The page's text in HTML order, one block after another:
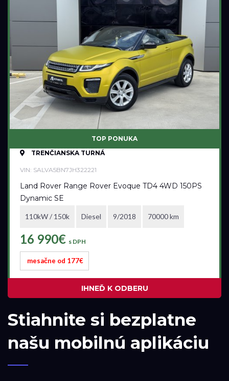
TOP PONUKA
TRENČIANSKA TURNÁ
VIN: SALVA5BN7JH322221
Land Rover Range Rover Evoque TD4 4WD 150PS
Dynamic SE
110kW / 150k Diesel 9/2018 70000 km
16 990€ s DPH
mesačne od 177€
IHNEĎ K ODBERU
Stiahnite si bezplatne
našu mobilnú aplikáciu